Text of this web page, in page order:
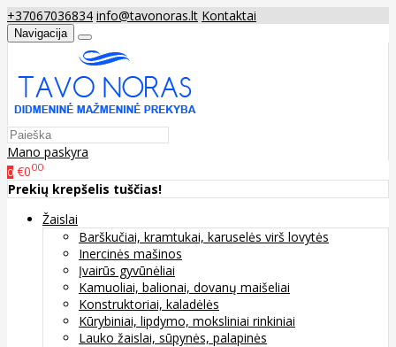
+37067036834 info@tavonoras.lt Kontaktai
Navigacija
Mano paskyra
0 €000
Prekių krepšelis tuščias!
Žaislai
Barškučiai, kramtukai, karuselės virš lovytės
Inercinės mašinos
Įvairūs gyvūnėliai
Kamuoliai, balionai, dovanų maišeliai
Konstruktoriai, kaladėlės
Kūrybiniai, lipdymo, moksliniai rinkiniai
Lauko žaislai, sūpynės, palapinės